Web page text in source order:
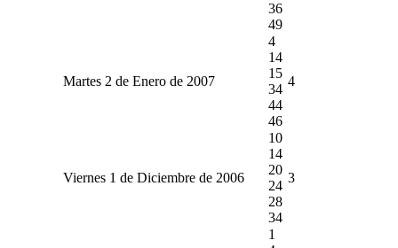
36
49
Martes 2 de Enero de 2007
4
14
15
34
44
46
4
Viernes 1 de Diciembre de 2006
10
14
20
24
28
34
3
1